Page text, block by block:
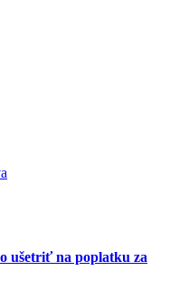
ušetriť na poplatku za